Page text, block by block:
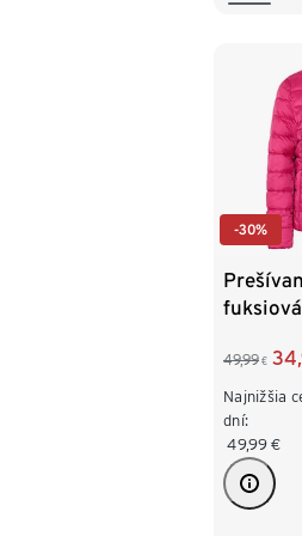
-30%
fuksiová
49,99 €
Najnižšia
dní:
49,99 €